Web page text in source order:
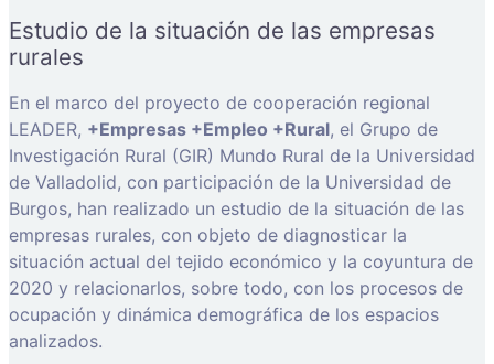
Estudio de la situación de las empresas
rurales
En el marco del proyecto de cooperación regional
LEADER, +Empresas +Empleo +Rural, el Grupo de
Investigación Rural (GIR) Mundo Rural de la Universidad
de Valladolid, con participación de la Universidad de
Burgos, han realizado un estudio de la situación de las
empresas rurales, con objeto de diagnosticar la
situación actual del tejido económico y la coyuntura de
2020 y relacionarlos, sobre todo, con los procesos de
ocupación y dinámica demográfica de los espacios
analizados.